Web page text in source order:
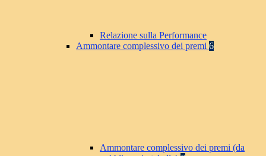
Relazione sulla Performance
Ammontare complessivo dei premi 6
Ammontare complessivo dei premi (da